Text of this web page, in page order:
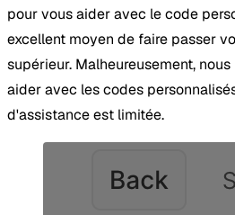
pour vous aider avec le code
excellent moyen de faire passer
supérieur. Malheureusement,
aider avec les codes
d'assistance est limitée.